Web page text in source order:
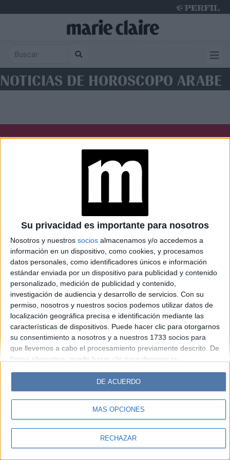
Su privacidad es importante para nosotros
Nosotros y nuestros socios almacenamos y/o accedemos a
información en un dispositivo, como cookies, y procesamos
datos personales, como identificadores únicos e información
estándar enviada por un dispositivo para publicidad y contenido
personalizado, medición de publicidad y contenido,
investigación de audiencia y desarrollo de servicios. Con su
permiso, nosotros y nuestros socios podemos utilizar datos de
localización geográfica precisa e identificación mediante las
características de dispositivos. Puede hacer clic para otorgarnos
su consentimiento a nosotros y a nuestros 1733 socios para
que llevemos a cabo el procesamiento previamente descrito. De
forma alternativa, puede hacer clic para denegar su
cambiar sus preferencias antes de otorgar su consentimiento.
Tenga en cuenta que algún procesamiento de sus datos
personales puede no requerir de su consentimiento, pero usted
tiene el derecho de rechazar tal procesamiento. Sus
sus preferencias o retirar su consentimiento en cualquier
MÁS OPCIONES
RECHAZAR
DE ACUERDO
NOTICIAS DE HOROSCOPO ARABE
Caras Noticias
Weekend Parabrisas
Look
Luz Mía Lunateen Break BATimes
© Perfil.com 2006-2019 - Todos los derechos reservados
Registro de Propiedad Intelectual: Nro. 5346433